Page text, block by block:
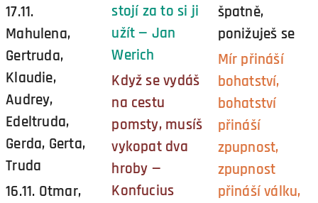
17.11.
Mahulena,
Gertruda,
Klaudie,
Audrey,
Edeltruda,
Gerda, Gerta,
Truda
16.11. Otmar,
stojí za to si ji
užít — Jan
Werich
Když se vydáš
na cestu
pomsty, musíš
vykopat dva
hroby —
Konfucius
špatně,
ponižuješ se
Mír přináší
bohatství,
bohatství
přináší
zpupnost,
zpupnost
přináší válku,